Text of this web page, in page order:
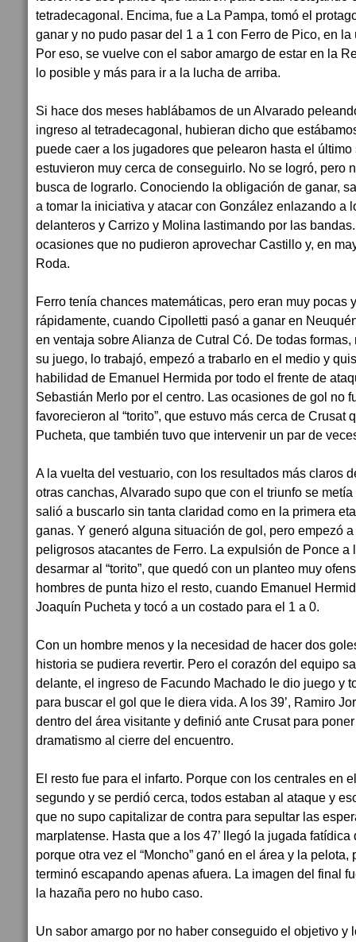
tetradecagonal. Encima, fue a La Pampa, tomó el
ganar y no pudo pasar del 1 a 1 con Ferro de Pico, en
Por eso, se vuelve con el sabor amargo de estar en la
lo posible y más para ir a la lucha de arriba.
Si hace dos meses hablábamos de un Alvarado
ingreso al tetradecagonal, hubieran dicho que
puede caer a los jugadores que pelearon hasta el
estuvieron muy cerca de conseguirlo. No se logró, pero
busca de lograrlo. Conociendo la obligación de ganar,
a tomar la iniciativa y atacar con González enlazando a
delanteros y Carrizo y Molina lastimando por las
ocasiones que no pudieron aprovechar Castillo y, en
Roda.
Ferro tenía chances matemáticas, pero eran muy pocas
rápidamente, cuando Cipolletti pasó a ganar en
en ventaja sobre Alianza de Cutral Có. De todas
su juego, lo trabajó, empezó a trabarlo en el medio y
habilidad de Emanuel Hermida por todo el frente de
Sebastián Merlo por el centro. Las ocasiones de gol no
favorecieron al “torito”, que estuvo más cerca de Crusat
Pucheta, que también tuvo que intervenir un par de
A la vuelta del vestuario, con los resultados más claros
otras canchas, Alvarado supo que con el triunfo se
salió a buscarlo sin tanta claridad como en la primera
ganas. Y generó alguna situación de gol, pero empezó
peligrosos atacantes de Ferro. La expulsión de Ponce a
desarmar al “torito”, que quedó con un planteo muy
hombres de punta hizo el resto, cuando Emanuel
Joaquín Pucheta y tocó a un costado para el 1 a 0.
Con un hombre menos y la necesidad de hacer dos
historia se pudiera revertir. Pero el corazón del equipo
delante, el ingreso de Facundo Machado le dio juego y
para buscar el gol que le diera vida. A los 39’, Ramiro
dentro del área visitante y definió ante Crusat para
dramatismo al cierre del encuentro.
El resto fue para el infarto. Porque con los centrales en
segundo y se perdió cerca, todos estaban al ataque y
que no supo capitalizar de contra para sepultar las
marplatense. Hasta que a los 47’ llegó la jugada
porque otra vez el “Moncho” ganó en el área y la
terminó escapando apenas afuera. La imagen del final
la hazaña pero no hubo caso.
Un sabor amargo por no haber conseguido el objetivo y